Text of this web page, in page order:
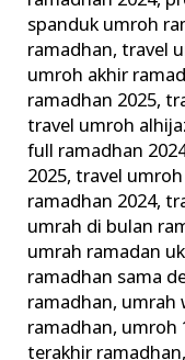
spanduk umroh
ramadhan,travel
umroh akhir
ramadhan 2025,
travel umroh
full ramadhan
2025,travel
ramadhan 2024,
umrah di bulan
umrah ramadan uk
ramadhan sama
ramadhan, umrah
ramadhan, umroh
terakhir ramadhan,